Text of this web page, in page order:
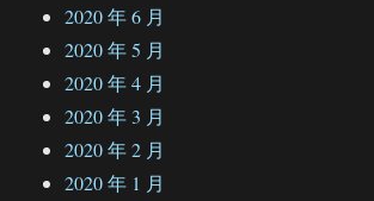
2020 年 6 月
2020 年 5 月
2020 年 4 月
2020 年 3 月
2020 年 2 月
2020 年 1 月